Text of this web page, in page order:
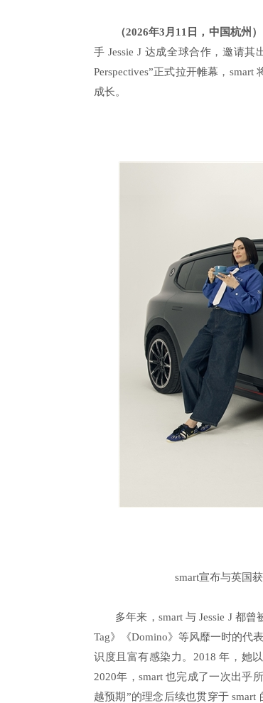
（2026年3 月 1 1 日，中国杭州）
手 Jessie J 达成全球合作，邀请其
Perspectives”正式拉开帷幕，
成长。
smart宣布与英国
多年来，smart 与 Jessie J 都
Tag》《Domino》等风靡一时的代
识度且富有感染力。2018 年，她
2020年，smart 也完成了一次出乎
越预期”的理念后续也贯穿于